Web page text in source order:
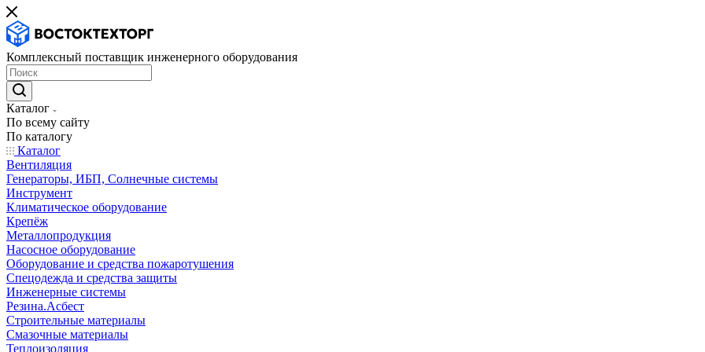
Комплексный поставщик инженерного оборудования
Каталог
По всему сайту
По каталогу
Каталог
Вентиляция
Генераторы, ИБП, Солнечные системы
Инструмент
Климатическое оборудование
Крепёж
Металлопродукция
Насосное оборудование
Оборудование и средства пожаротушения
Спецодежда и средства защиты
Инженерные системы
Резина.Асбест
Строительные материалы
Смазочные материалы
Теплоизоляция